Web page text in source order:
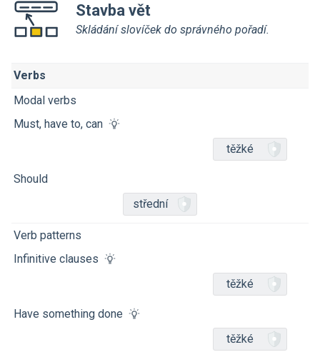
Stavba vět
Skládání slovíček do správného pořadí.
Verbs
Modal verbs
Must, have to, can
těžké
Should
střední
Verb patterns
Infinitive clauses
těžké
Have something done
těžké